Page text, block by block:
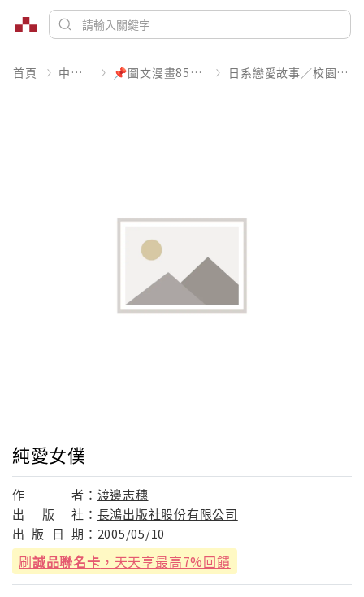
首頁 中文書 📌圖文漫畫85折起 日系戀愛故事／校園青春
純愛女僕
作 者： 渡邊志穗
出
版 社： 長鴻出版社股份有限公司
出 版 日 期： 2005/05/10
刷誠品聯名卡 ，天天享最高7%回饋